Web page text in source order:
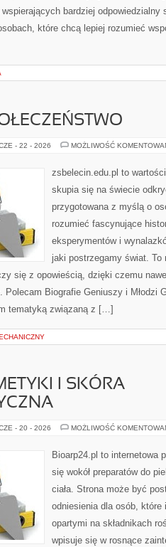
bardziej odpowiedzialny
które chcą lepiej rozumieć
- 22 - 2026 MOŻLIWOŚĆ
zsbelecin.edu.pl to
skupia się na świecie
przygotowana z myślą o
rozumieć fascynujące
eksperymentów i
jaki postrzegamy świat.
się z opowieścią, dzięki czemu
Polecam Biografie Geniuszy i Młodzi
tematyką związaną z […]
I SKÓRA
- 20 - 2026 MOŻLIWOŚĆ
Bioarp24.pl to internetowa
się wokół preparatów do
ciała. Strona może być
odniesienia dla osób,
opartymi na składnikach
wpisuje się w rosnące